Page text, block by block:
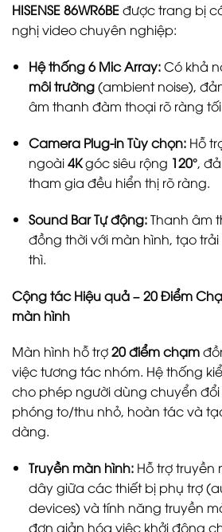
HISENSE 86WR6BEđược trang bị
nghị video chuyên nghiệp:
Hệ thống 6 Mic Array:Có khả
môi trường(ambient noise),
âm thanh đàm thoại rõ ràng
Camera Plug-in Tùy chọn:Hỗ
ngoài4Kgóc siêu rộng 120°,
tham gia đều hiển thị rõ ràng.
Sound Bar Tự động:Thanh âm
đồng thời với màn hình, tạo
thì.
Cộng tác Hiệu quả – 20 Điểm
màn hình
Màn hình hỗ trợ20 điểm chạm
việc tương tác nhóm. Hệ thống
cho phép người dùng chuyển
phóng to/thu nhỏ, hoàn tác và
dàng.
Truyền màn hình:Hỗ trợ truyền
dây giữa các thiết bị phụ trợ
devices) và tính năng truyền
đơn giản hóa việc khởi động